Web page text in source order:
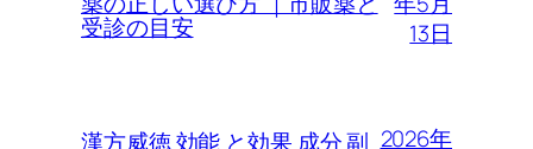
受診の目安
13日
漢方威徳 効能 と効果 成分 副 2026年